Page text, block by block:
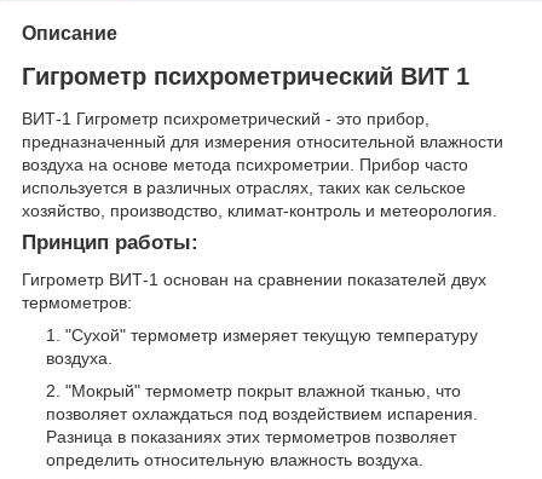
Описание
Гигрометр психрометрический ВИТ 1
ВИТ-1 Гигрометр психрометрический - это прибор,
предназначенный для измерения относительной влажности
воздуха на основе метода психрометрии. Прибор часто
используется в различных отраслях, таких как сельское
хозяйство, производство, климат-контроль и метеорология.
Принцип работы:
Гигрометр ВИТ-1 основан на сравнении показателей двух
термометров:
"Сухой" термометр измеряет текущую температуру
воздуха.
"Мокрый" термометр покрыт влажной тканью, что
позволяет охлаждаться под воздействием испарения.
Разница в показаниях этих термометров позволяет
определить относительную влажность воздуха.